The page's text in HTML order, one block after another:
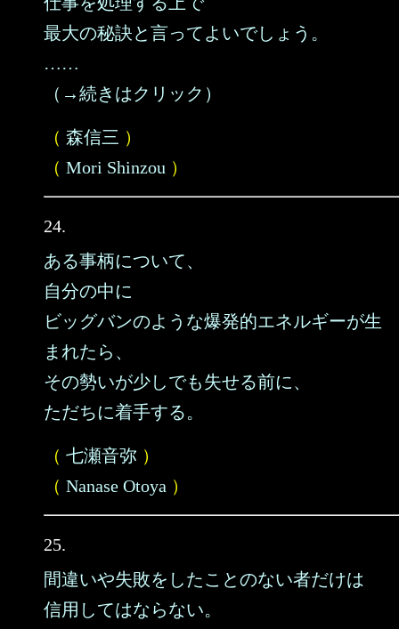
最大の秘訣と言ってよいでしょう。
……
（→続きはクリック）
（ 森信三 ）
（ Mori Shinzou ）
24.
ある事柄について、
自分の中に
ビッグバンのような爆発的エネルギーが生
まれたら、
その勢いが少しでも失せる前に、
ただちに着手する。
（ 七瀬音弥 ）
（ Nanase Otoya ）
25.
間違いや失敗をしたことのない者だけは
信用してはならない。